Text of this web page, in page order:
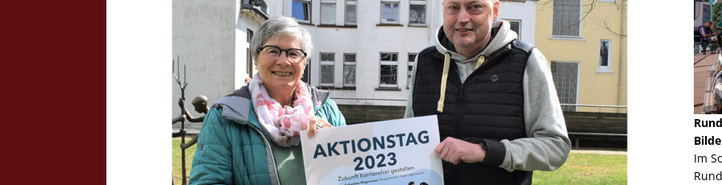
Rheinkirmes Düsseldorf 2022
Auch im Jahr 2026 immer noch mal einen Blick
Wert, die Rheinkirmes aus dem Jahr 2022. Am
Sonntag Nachmittag waren wir bei herrlichem
Im
Crazy Outback (Kollmann) - Laufgeschäft -
Bilder
Schau Dir hier Bilder vom Laufgeschäft "Crazy
Outback" an.